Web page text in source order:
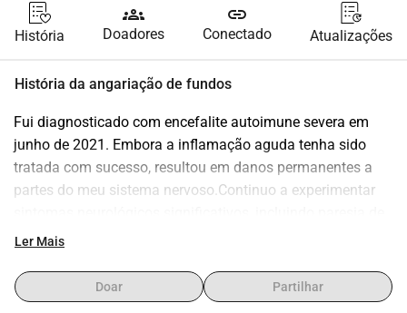
História
groups
Doadores
link
Conectado Atualizações
História da angariação de fundos
Fui diagnosticado com encefalite autoimune severa em
junho de 2021. Embora a inflamação aguda tenha sido
tratada com sucesso, resultou em danos permanentes a
partes do meu sistema nervoso.Continuo a experimentar
deglutição, ataxia e perda de função motora fina. Como
anos, estou em busca de opções de tratamento adicionais.
A terapia com células-tronco pode representar a única
Ler Mais
Doar Partilhar